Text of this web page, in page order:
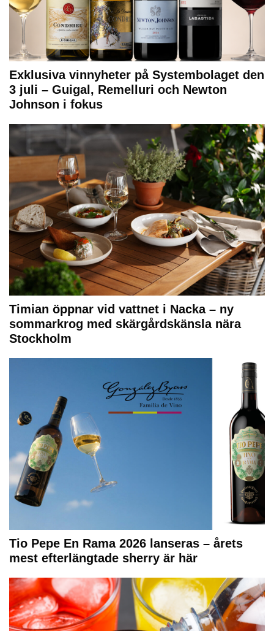
Exklusiva vinnyheter på Systembolaget den
3 juli – Guigal, Remelluri och Newton
Johnson i fokus
Timian öppnar vid vattnet i Nacka – ny
sommarkrog med skärgårdskänsla nära
Stockholm
Tio Pepe En Rama 2026 lanseras – årets
mest efterlängtade sherry är här